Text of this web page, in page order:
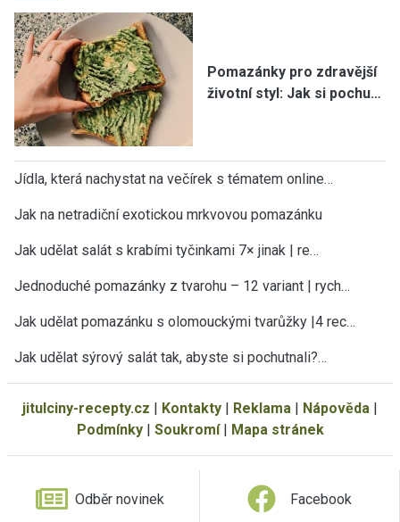
Pomazánky pro zdravější
životní styl: Jak si pochu…
Jídla, která nachystat na večírek s tématem online…
Jak na netradiční exotickou mrkvovou pomazánku
Jak udělat salát s krabími tyčinkami 7× jinak | re…
Jednoduché pomazánky z tvarohu – 12 variant | rych…
Jak udělat pomazánku s olomouckými tvarůžky |4 rec…
Jak udělat sýrový salát tak, abyste si pochutnali?…
jitulciny-recepty.cz | Kontakty | Reklama | Nápověda |
Podmínky| Soukromí| Mapa stránek
Odběr novinek Facebook